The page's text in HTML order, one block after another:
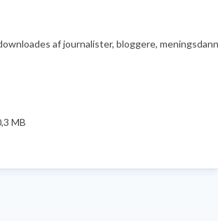
af journalister, bloggere,
MB